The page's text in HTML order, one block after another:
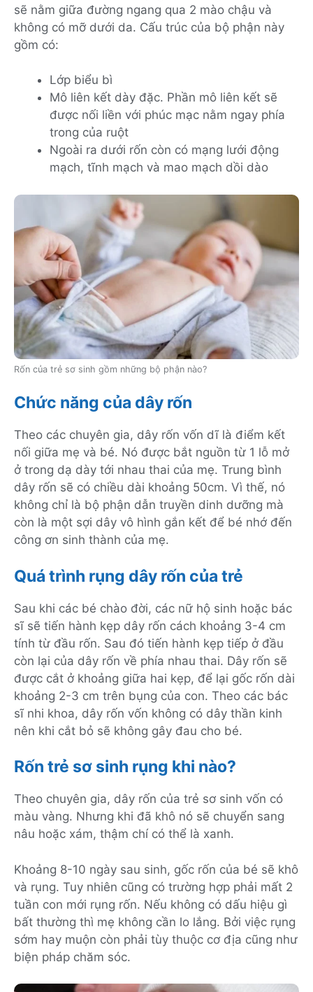
sẽ nằm giữa đường ngang qua 2 mào chậu và
không có mỡ dưới da. Cấu trúc của bộ phận này
gồm có:
Lớp biểu bì
Mô liên kết dày đặc. Phần mô liên kết sẽ
được nối liền với phúc mạc nằm ngay phía
trong của ruột
Ngoài ra dưới rốn còn có mạng lưới động
mạch, tĩnh mạch và mao mạch dồi dào
Rốn của trẻ sơ sinh gồm những bộ phận nào?
Chức năng của dây rốn
Theo các chuyên gia, dây rốn vốn dĩ là điểm kết
nối giữa mẹ và bé. Nó được bắt nguồn từ 1 lỗ mở
ở trong dạ dày tới nhau thai của mẹ. Trung bình
dây rốn sẽ có chiều dài khoảng 50cm. Vì thế, nó
không chỉ là bộ phận dẫn truyền dinh dưỡng mà
còn là một sợi dây vô hình gắn kết để bé nhớ đến
công ơn sinh thành của mẹ.
Quá trình rụng dây rốn của trẻ
Sau khi các bé chào đời, các nữ hộ sinh hoặc bác
sĩ sẽ tiến hành kẹp dây rốn cách khoảng 3-4 cm
tính từ đầu rốn. Sau đó tiến hành kẹp tiếp ở đầu
còn lại của dây rốn về phía nhau thai. Dây rốn sẽ
được cắt ở khoảng giữa hai kẹp, để lại gốc rốn dài
khoảng 2-3 cm trên bụng của con. Theo các bác
sĩ nhi khoa, dây rốn vốn không có dây thần kinh
nên khi cắt bỏ sẽ không gây đau cho bé.
Rốn trẻ sơ sinh rụng khi nào?
Theo chuyên gia, dây rốn của trẻ sơ sinh vốn có
màu vàng. Nhưng khi đã khô nó sẽ chuyển sang
nâu hoặc xám, thậm chí có thể là xanh.
Khoảng 8-10 ngày sau sinh, gốc rốn của bé sẽ khô
và rụng. Tuy nhiên cũng có trường hợp phải mất 2
tuần con mới rụng rốn. Nếu không có dấu hiệu gì
bất thường thì mẹ không cần lo lắng. Bởi việc rụng
sớm hay muộn còn phải tùy thuộc cơ địa cũng như
biện pháp chăm sóc.